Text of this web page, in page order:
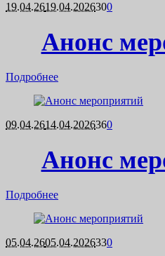
19.04.2619.04.2026300
Анонс
Подробнее
09.04.2614.04.2026360
Анонс
Подробнее
05.04.2605.04.2026330